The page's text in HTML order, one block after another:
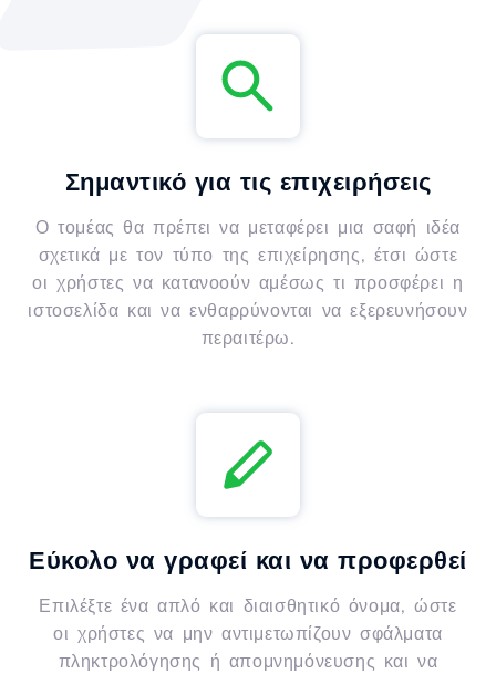
Σημαντικό για τις επιχειρήσεις
Ο τομέας θα πρέπει να μεταφέρει μια σαφή ιδέα
σχετικά με τον τύπο της επιχείρησης, έτσι ώστε
οι χρήστες να κατανοούν αμέσως τι προσφέρει η
ιστοσελίδα και να ενθαρρύνονται να εξερευνήσουν
περαιτέρω.
Εύκολο να γραφεί και να προφερθεί
Επιλέξτε ένα απλό και διαισθητικό όνομα, ώστε
οι χρήστες να μην αντιμετωπίζουν σφάλματα
πληκτρολόγησης ή απομνημόνευσης και να